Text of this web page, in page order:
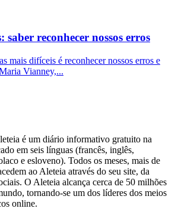
saber reconhecer nossos erros
mais difíceis é reconhecer nossos erros e
Vianney,...
é um diário informativo gratuito na
em seis línguas (francês, inglês,
e esloveno). Todos os meses, mais de
ao Aleteia através do seu site, da
O Aleteia alcança cerca de 50 milhões
tornando-se um dos líderes dos meios
online.